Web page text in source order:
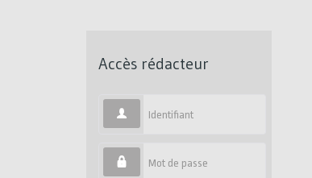
Accès rédacteur
Identifiant
Mot de passe